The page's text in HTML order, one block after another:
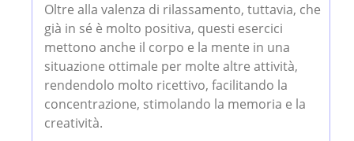
Oltre alla valenza di rilassamento, tuttavia, che
già in sé è molto positiva, questi esercici
mettono anche il corpo e la mente in una
situazione ottimale per molte altre attività,
rendendolo molto ricettivo, facilitando la
concentrazione, stimolando la memoria e la
creatività.